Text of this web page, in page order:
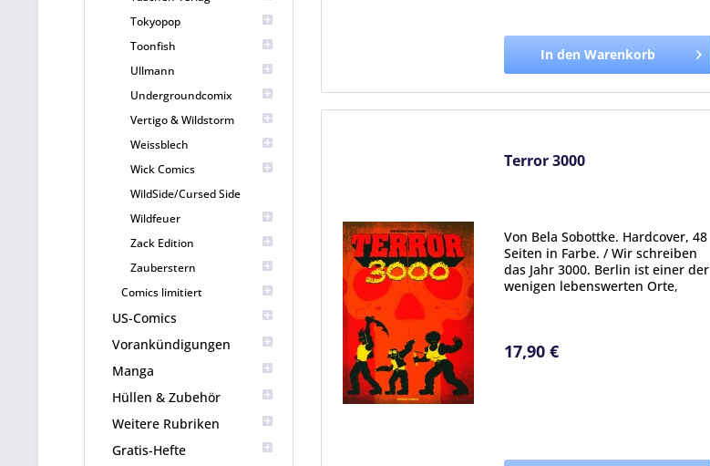
Tokyopop
Toonfish
Ullmann
Undergroundcomix
Vertigo & Wildstorm
Weissblech
Wick Comics
WildSide/Cursed Side
Wildfeuer
Zack Edition
Zauberstern
Comics limitiert
US-Comics
Vorankündigungen
Manga
Hüllen & Zubehör
Weitere Rubriken
Gratis-Hefte
In den Warenkorb
Terror 3000
Von Bela Sobottke. Hardcover, 48
Seiten in Farbe. / Wir schreiben
das Jahr 3000. Berlin ist einer der
wenigen lebenswerten Orte,
Branche...
17,90 €